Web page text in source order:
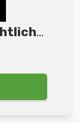
Günstigster und Übersichtlichster